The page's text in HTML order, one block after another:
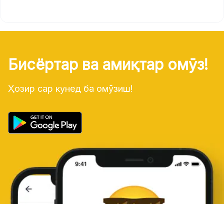
Бисёртар ва амиқтар омӯз!
Ҳозир сар кунед ба омӯзиш!